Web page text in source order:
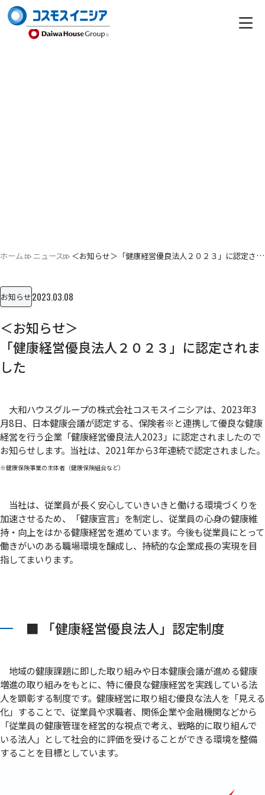
ホーム ニュース ＜お知らせ＞「健康経営優良法人２０２３」に認定されました
お知らせ2023.03.08
＜お知らせ＞
「健康経営優良法人２０２３」に認定されま
した
大和ハウスグループの株式会社コスモスイニシアは、2023年3
月8日、日本健康会議が認定する、保険者※と連携して優良な健康
経営を行う企業「健康経営優良法人2023」に認定されましたので
お知らせします。当社は、2021年から3年連続で認定されました。
※健康保険事業の主体者（健康保険組合など）
当社は、従業員が長く安心していきいきと働ける環境づくりを
加速させるため、「健康宣言」を制定し、従業員の心身の健康維
持・向上をはかる健康経営を進めています。今後も従業員にとって
働きがいのある職場環境を醸成し、持続的な企業成長の実現を目
指してまいります。
■ 「健康経営優良法人」認定制度
地域の健康課題に即した取り組みや日本健康会議が進める健康
増進の取り組みをもとに、特に優良な健康経営を実践している法
人を顕彰する制度です。健康経営に取り組む優良な法人を「見える
化」することで、従業員や求職者、関係企業や金融機関などから
「従業員の健康管理を経営的な視点で考え、戦略的に取り組んで
いる法人」として社会的に評価を受けることができる環境を整備
することを目標としています。